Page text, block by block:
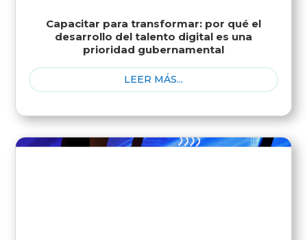
Capacitar para transformar: por qué el
desarrollo del talento digital es una
prioridad gubernamental
LEER MÁS...